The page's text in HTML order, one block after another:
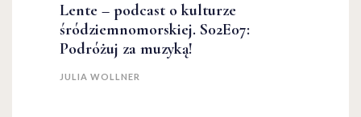
Lente – podcast o kulturze
śródziemnomorskiej. S02E07:
Podróżuj za muzyką!
JULIA WOLLNER